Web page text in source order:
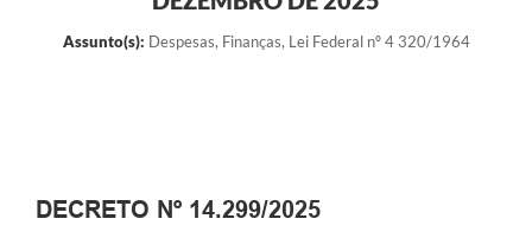
Assunto(s): Despesas, Finanças, Lei Federal nº 4 320/1964
DECRETO Nº 14.299/2025